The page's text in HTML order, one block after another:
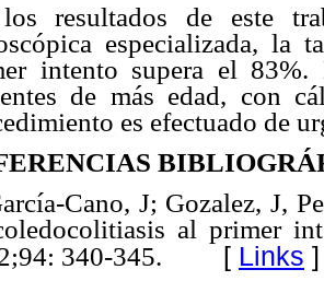
resultados de este
especializada, la
intento supera el
de más edad, con
es efectuado de
Cano, J; Gozalez, J,
al primer
340-345. [ Links ]